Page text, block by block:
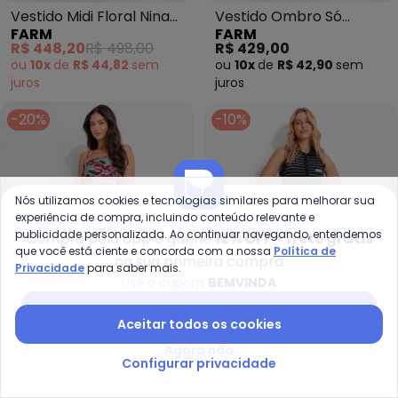
Vestido Midi Floral Nina
(Azul)
FARM
R$ 448,20R$ 498,00
ou 10x de R$ 44,82 sem
juros
Vestido Ombro Só
Panapana (Preto)
FARM
R$ 429,00
ou 10x de R$ 42,90 sem
juros
-20%
Farm - Vestido Midi Lineia (Azul)
-10%
Compre pelo app e ganhe12% OFF + frete grátis
na sua primeira compra
Nós utilizamos cookies e tecnologias similares para melhorar sua
experiência de compra, incluindo conteúdo relevante e
publicidade personalizada. Ao continuar navegando, entendemos
que você está ciente e concorda com a nossa Política de
Privacidadepara saber mais.
Aceitar todos os cookies
Configurar privacidade